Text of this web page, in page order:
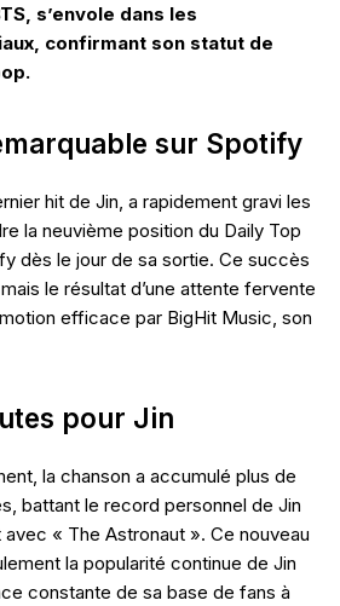
s’envole dans les
confirmant son statut de
sur Spotify
hit de Jin, a rapidement gravi les
la neuvième position du Daily Top
dès le jour de sa sortie. Ce succès
le résultat d’une attente fervente
efficace par BigHit Music, son
pour Jin
la chanson a accumulé plus de
battant le record personnel de Jin
« The Astronaut ». Ce nouveau
la popularité continue de Jin
constante de sa base de fans à